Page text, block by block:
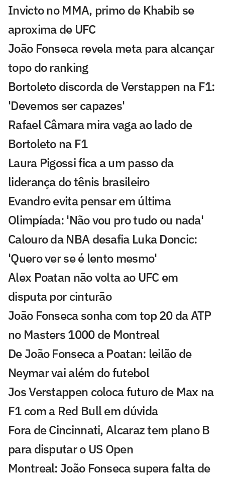
Invicto no MMA, primo de Khabib se
aproxima de UFC
João Fonseca revela meta para alcançar
topo do ranking
Bortoleto discorda de Verstappen na F1:
'Devemos ser capazes'
Rafael Câmara mira vaga ao lado de
Bortoleto na F1
Laura Pigossi fica a um passo da
liderança do tênis brasileiro
Evandro evita pensar em última
Olimpíada: 'Não vou pro tudo ou nada'
Calouro da NBA desafia Luka Doncic:
'Quero ver se é lento mesmo'
Alex Poatan não volta ao UFC em
disputa por cinturão
João Fonseca sonha com top 20 da ATP
no Masters 1000 de Montreal
De João Fonseca a Poatan: leilão de
Neymar vai além do futebol
Jos Verstappen coloca futuro de Max na
F1 com a Red Bull em dúvida
Fora de Cincinnati, Alcaraz tem plano B
para disputar o US Open
Montreal: João Fonseca supera falta de